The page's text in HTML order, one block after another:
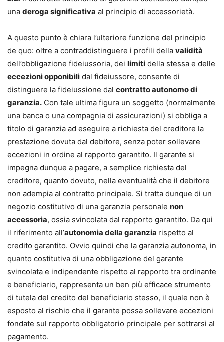
una deroga significativa al principio di accessorietà.
A questo punto è chiara l’ulteriore funzione del principio
de quo: oltre a contraddistinguere i profili della validità
dell’obbligazione fideiussoria, dei limiti della stessa e delle
eccezioni opponibili dal fideiussore, consente di
distinguere la fideiussione dal contratto autonomo di
garanzia. Con tale ultima figura un soggetto (normalmente
una banca o una compagnia di assicurazioni) si obbliga a
titolo di garanzia ad eseguire a richiesta del creditore la
prestazione dovuta dal debitore, senza poter sollevare
eccezioni in ordine al rapporto garantito. Il garante si
impegna dunque a pagare, a semplice richiesta del
creditore, quanto dovuto, nella eventualità che il debitore
non adempia al contratto principale. Si tratta dunque di un
negozio costitutivo di una garanzia personale non
accessoria, ossia svincolata dal rapporto garantito. Da qui
il riferimento all’autonomia della garanzia rispetto al
credito garantito. Ovvio quindi che la garanzia autonoma, in
quanto costitutiva di una obbligazione del garante
svincolata e indipendente rispetto al rapporto tra ordinante
e beneficiario, rappresenta un ben più efficace strumento
di tutela del credito del beneficiario stesso, il quale non è
esposto al rischio che il garante possa sollevare eccezioni
fondate sul rapporto obbligatorio principale per sottrarsi al
pagamento.